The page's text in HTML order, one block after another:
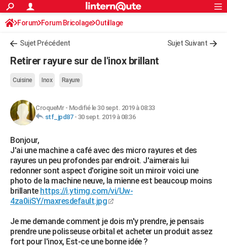
ACTUALITÉS
Politique
Société
Faits Divers
Education
Monde
Villes
+
Essais
Réserver un essai
Citadines
Berlines
SUV
Forum auto
+HIGH-TECH
BRICOLAGE
Forum
Aménagement intérieur
Extérieur
Cuisine
Salle de bains
Jardinage
Rangement
Guides de France
Escapades
Patrimoine
Expositions
Musées
Week-end nature
+LIFESTYLE
Art de vivre
Bien-être
Loisirs
Mode
Modes de vie
SANTE
Alimentation
Guide de la santé
Maladies
Médicaments
Sommeil
VOYAGE
Destinations
City break
Voyage nature
Voyage de noces
Forum
Climat
+PHOTO
S'inscrire
Connexion
Forum Forum Bricolage Outillage
Sujet Précédent Sujet Suivant
Retirer rayure sur de l'inox brillant
Cuisine Inox Rayure
CroqueMr- Modifié le 30 sept. 2019 à 08:33
stf_jpd87- 30 sept. 2019 à 08:36
Bonjour,
J'ai une machine a café avec des micro rayures et des
rayures un peu profondes par endroit. J'aimerais lui
redonner sont aspect d'origine soit un miroir voici une
photo de la machine neuve, la mienne est beaucoup moins
brillante https://i.ytimg.com/vi/Uw-
4za0iiSY/maxresdefault.jpg
Je me demande comment je dois m'y prendre, je pensais
prendre une polisseuse orbital et acheter un produit assez
fort pour l'inox, Est-ce une bonne idée ?